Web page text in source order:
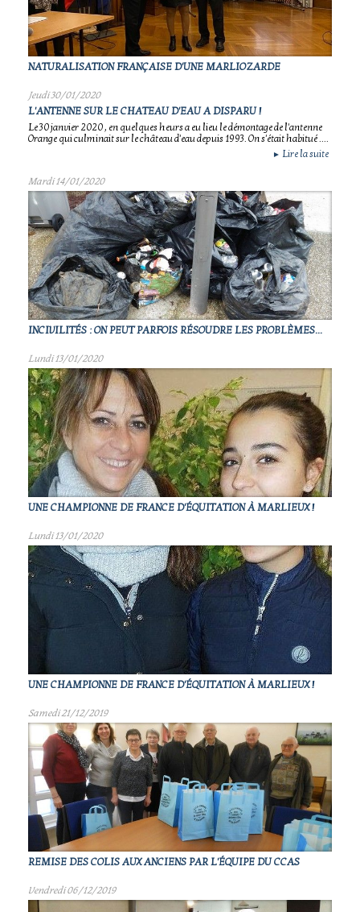
NATURALISATION FRANÇAISE D'UNE MARLIOZARDE
Jeudi 30/01/2020
L'ANTENNE SUR LE CHATEAU D'EAU A DISPARU !
Le 30 janvier 2020 , en quelques heurs a eu lieu le démontage de l'antenne
Orange qui culminait sur le château d'eau depuis 1993. On s'était habitué ....
► Lire la suite
Mardi 14/01/2020
INCIVILITÉS : ON PEUT PARFOIS RÉSOUDRE LES PROBLÈMES...
Lundi 13/01/2020
UNE CHAMPIONNE DE FRANCE D'ÉQUITATION À MARLIEUX !
Lundi 13/01/2020
UNE CHAMPIONNE DE FRANCE D'ÉQUITATION À MARLIEUX !
Samedi 21/12/2019
REMISE DES COLIS AUX ANCIENS PAR L'ÉQUIPE DU CCAS
Vendredi 06/12/2019